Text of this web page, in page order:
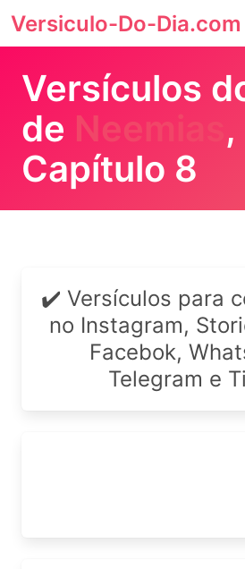
Versiculo-Do-Dia.com
Versículos
de Neemias ,
Capítulo 8
✔️ Versículos para
no Instagram,
Facebok,
Telegram e